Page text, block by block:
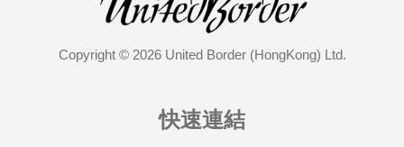
Copyright © 2026 United Border (HongKong) Ltd.
快速連結